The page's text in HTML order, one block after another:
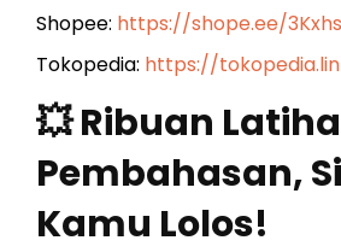
Shopee: https://shope.ee/
Tokopedia: https://
💥 Ribuan
Pembahasan,
Kamu Lolos!